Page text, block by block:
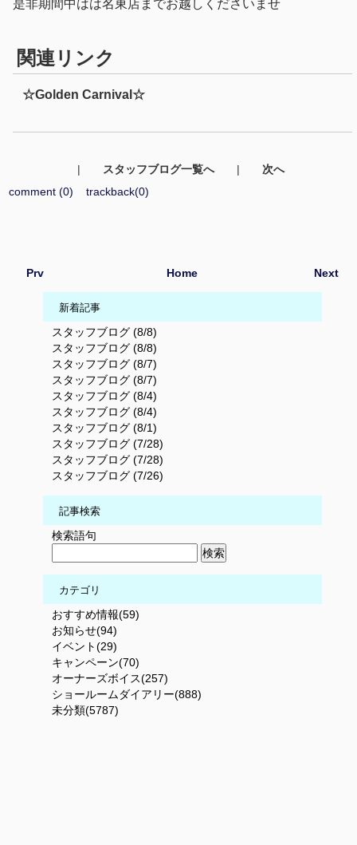
是非期間中はは名東店までお越しくださいませ
関連リンク
☆Golden Carnival☆
| スタッフブログ一覧へ |
次へ
comment (0)
trackback(0)
Prv Next
Home
新着記事
スタッフブログ (8/8)
スタッフブログ (8/8)
スタッフブログ (8/7)
スタッフブログ (8/7)
スタッフブログ (8/4)
スタッフブログ (8/4)
スタッフブログ (8/1)
スタッフブログ (7/28)
スタッフブログ (7/28)
スタッフブログ (7/26)
記事検索
検索語句
カテゴリ
おすすめ情報(59)
お知らせ(94)
イベント(29)
キャンペーン(70)
オーナーズボイス(257)
ショールームダイアリー(888)
未分類(5787)